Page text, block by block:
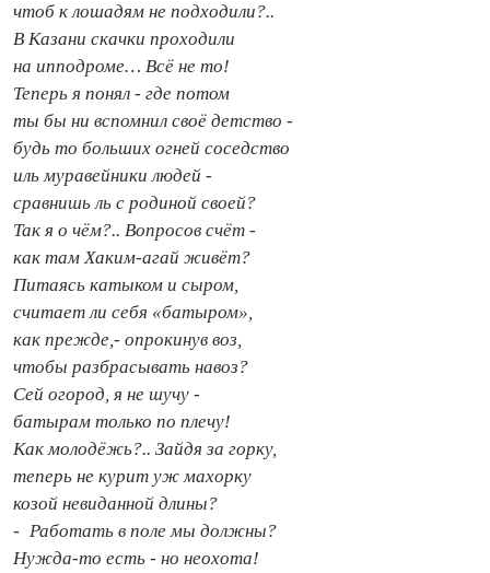
чтоб к лошадям не подходили?..
В Казани скачки проходили
на ипподроме… Всё не то!
Теперь я понял - где потом
ты бы ни вспомнил своё детство -
будь то больших огней соседство
иль муравейники людей -
сравнишь ль с родиной своей?
Так я о чём?.. Вопросов счёт -
как там Хаким‑агай живёт?
Питаясь катыком и сыром,
считает ли себя «батыром»,
как прежде,- опрокинув воз,
чтобы разбрасывать навоз?
Сей огород, я не шучу -
батырам только по плечу!
Как молодёжь?.. Зайдя за горку,
теперь не курит уж махорку
козой невиданной длины?
- Работать в поле мы должны?
Нужда‑то есть - но неохота!